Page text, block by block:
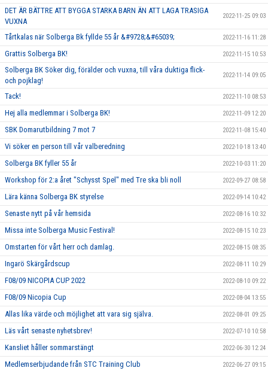
DET ÄR BÄTTRE ATT BYGGA STARKA BARN ÄN ATT LAGA TRASIGA
VUXNA
2022-11-25 09:03
Tårtkalas när Solberga Bk fyllde 55 år &#9728;&#65039; 2022-11-16 11:28
Grattis Solberga BK! 2022-11-15 10:53
Solberga BK Söker dig, förälder och vuxna, till våra duktiga flick-
och pojklag!
2022-11-14 09:05
Tack! 2022-11-10 08:53
Hej alla medlemmar i Solberga BK! 2022-11-09 12:20
SBK Domarutbildning 7 mot 7 2022-11-08 15:40
Vi söker en person till vår valberedning 2022-10-18 13:40
Solberga BK fyller 55 år 2022-10-03 11:20
Workshop för 2:a året "Schysst Spel" med Tre ska bli noll 2022-09-27 08:58
Lära känna Solberga BK styrelse 2022-09-14 10:42
Senaste nytt på vår hemsida 2022-08-16 10:32
Missa inte Solberga Music Festival! 2022-08-15 10:23
Omstarten för vårt herr och damlag. 2022-08-15 08:35
Ingarö Skärgårdscup 2022-08-11 10:29
F08/09 NICOPIA CUP 2022 2022-08-10 09:22
F08/09 Nicopia Cup 2022-08-04 13:55
Allas lika värde och möjlighet att vara sig själva. 2022-08-01 09:25
Läs vårt senaste nyhetsbrev! 2022-07-10 10:58
Kansliet håller sommarstängt 2022-06-30 12:24
Medlemserbjudande från STC Training Club 2022-06-27 09:15